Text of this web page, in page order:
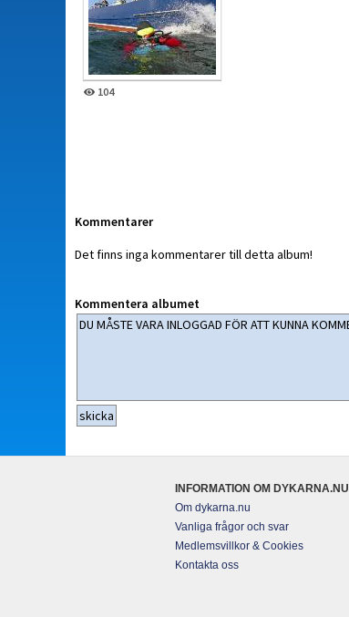
104
Kommentarer
Det finns inga kommentarer till detta album!
Kommentera albumet
INFORMATION OM DYKARNA.NU
Om dykarna.nu
Vanliga frågor och svar
Medlemsvillkor & Cookies
Kontakta oss